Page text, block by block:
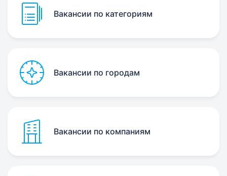
Вакансии по категориям
Вакансии по городам
Вакансии по компаниям